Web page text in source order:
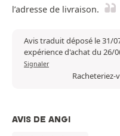
l’adresse de livraison.
Avis traduit déposé le 31/
expérience d'achat du 26/
Signaler
Racheteriez-
AVIS DE ANGI